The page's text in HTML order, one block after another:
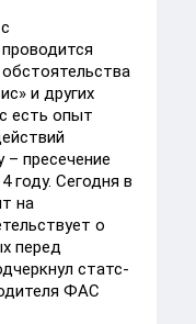
и других
есть опыт
– пресечение
году. Сегодня в
на
о
перед
статс-
ФАС